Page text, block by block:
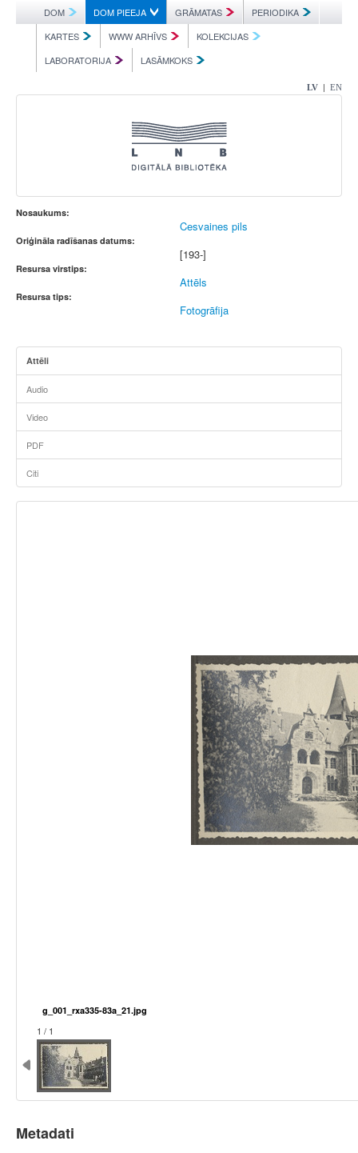
DOM DOM PIEEJA GRĀMATAS
PERIODIKA
KARTES
WWW ARHĪVS
KOLEKCIJAS
LABORATORIJA
LASĀMKOKS
LV | EN
Nosaukums:
Cesvaines pils
Oriģināla radīšanas datums:
[193-]
Resursa virstips:
Attēls
Resursa tips:
Fotogrāfija
Attēli
Audio
Video
PDF
Citi
g_001_rxa335-83a_21.jpg
1 / 1
Metadati